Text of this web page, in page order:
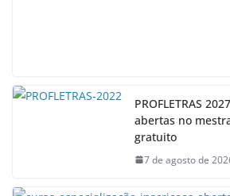
PROFLETRAS
abertas no
gratuito
7 de agosto de